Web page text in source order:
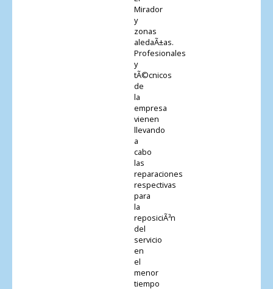
Mirador
y
zonas
aledaÃ±as.
Profesionales
y
tÃ©cnicos
de
la
empresa
vienen
llevando
a
cabo
las
reparaciones
respectivas
para
la
reposiciÃ³n
del
servicio
en
el
menor
tiempo